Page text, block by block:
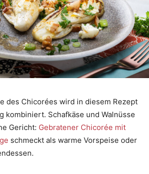
des Chicorées wird in diesem Rezept
kombiniert. Schafkäse und Walnüsse
Gericht: Gebratener Chicorée mit
schmeckt als warme Vorspeise oder